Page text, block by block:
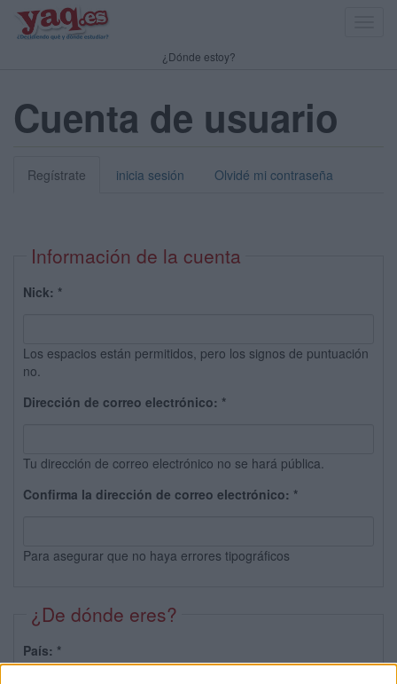
¿Dónde estoy?
Cuenta de usuario
Regístrate inicia sesión Olvidé mi contraseña
Información de la cuenta
Nick: *
Los espacios están permitidos, pero los signos de puntuación
no.
Dirección de correo electrónico: *
Tu dirección de correo electrónico no se hará pública.
Confirma la dirección de correo electrónico: *
Para asegurar que no haya errores tipográficos
¿De dónde eres?
País: *